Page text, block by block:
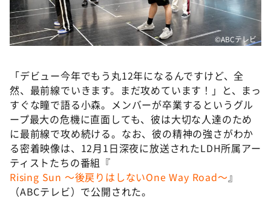
©️ABCテレビ
「デビュー今年でもう丸12年になるんですけど、全
然、最前線でいきます。まだ攻めています！」と、まっ
すぐな瞳で語る小森。メンバーが卒業するというグル
ープ最大の危機に直面しても、彼は大切な人達のため
に最前線で攻め続ける。なお、彼の精神の強さがわか
る密着映像は、12月1日深夜に放送されたLDH所属アー
ティストたちの番組『
Rising Sun ～後戻りはしないOne Way Road～』
（ABCテレビ）で公開された。